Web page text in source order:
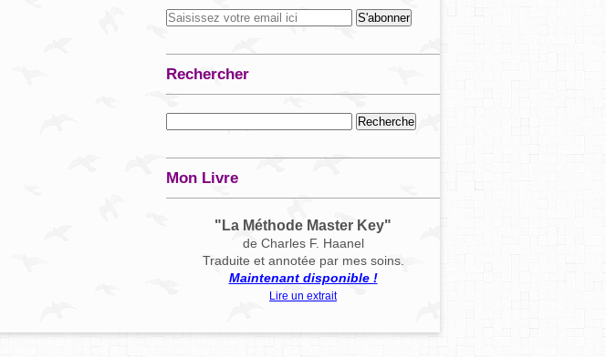
Rechercher
Mon Livre
"La Méthode Master Key"
de Charles F. Haanel
Traduite et annotée par mes soins.
Maintenant disponible !
Lire un extrait